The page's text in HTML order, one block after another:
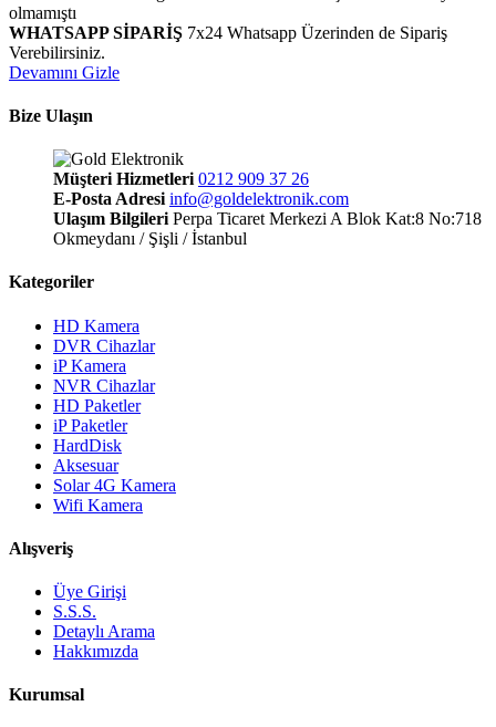
olmamıştı
WHATSAPP SİPARİŞ 7x24 Whatsapp Üzerinden de Sipariş
Verebilirsiniz.
Devamını Gizle
Bize Ulaşın
Müşteri Hizmetleri 0212 909 37 26
E-Posta Adresi info@goldelektronik.com
Ulaşım Bilgileri Perpa Ticaret Merkezi A Blok Kat:8 No:718
Okmeydanı / Şişli / İstanbul
Kategoriler
HD Kamera
DVR Cihazlar
iP Kamera
NVR Cihazlar
HD Paketler
iP Paketler
HardDisk
Aksesuar
Solar 4G Kamera
Wifi Kamera
Alışveriş
Üye Girişi
S.S.S.
Detaylı Arama
Hakkımızda
Kurumsal